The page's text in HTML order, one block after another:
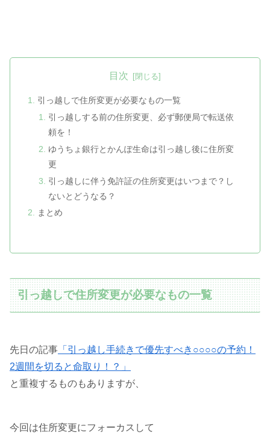
目次
引っ越しで住所変更が必要なもの一覧
引っ越しする前の住所変更、必ず郵便局で転送依
頼を！
ゆうちょ銀行とかんぽ生命は引っ越し後に住所変
更
引っ越しに伴う免許証の住所変更はいつまで？し
ないとどうなる？
まとめ
引っ越しで住所変更が必要なもの一覧
先日の記事 「引っ越し手続きで優先すべき○○○○の予約！
2週間を切ると命取り！？」
と重複するものもありますが、
今回は住所変更にフォーカスして